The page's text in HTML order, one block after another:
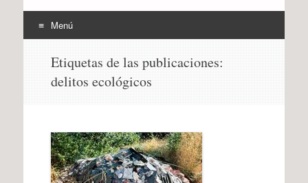
Menú
contenido
Etiquetas de las publicaciones:
delitos ecológicos